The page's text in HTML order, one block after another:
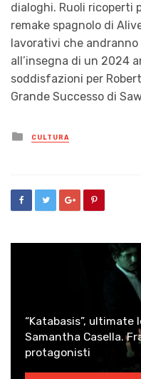
dialoghi. Ruoli ricoperti
remake spagnolo di
lavorativi che
all’insegna di un 2024
soddisfazioni per
Grande Successo di
Posted
in
CULTURA
“Katabasis”, ultimate
Samantha Casella.
protagonisti